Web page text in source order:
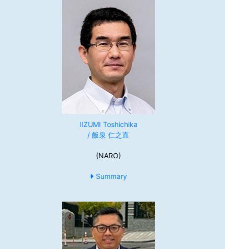
IIZUMI Toshichika
/ 飯泉 仁之直
(NARO)
Summary